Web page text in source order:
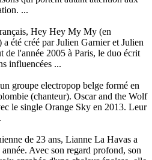
...
Hey Hey My My (en
été créé par Julien Garnier et Julien
de l'année 2005 à Paris, le duo écrit
influencées ...
groupe electropop belge formé en
(chanteur). Oscar and the Wolf
le single Orange Sky en 2013. Leur
de 23 ans, Lianne La Havas a
Avec son regard profond, son